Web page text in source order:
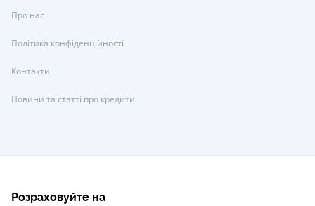
Про нас
Політика конфіденційності
Контакти
Новини та статті про кредити
Розраховуйте на